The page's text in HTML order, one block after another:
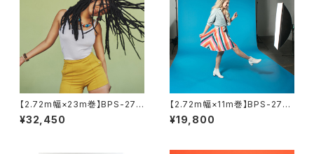
【2.72m幅×23m巻】BPS-272
5 全50色 スーペリア背景紙
¥32,450
【2.72m幅×11m巻】BPS-2711
全50色 スーペリア背景紙
¥19,800